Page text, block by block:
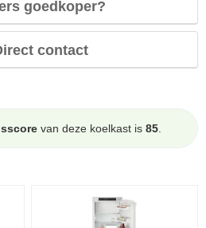
goedkoper?
contact
van deze koelkast is 85